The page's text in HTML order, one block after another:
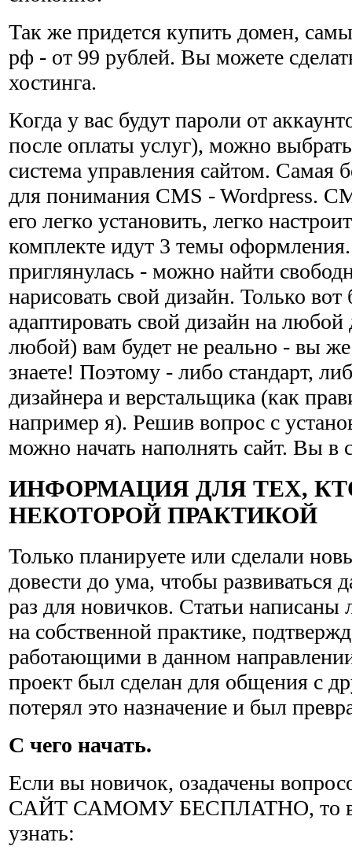
Так же придется купить домен,
рф - от 99 рублей. Вы можете
хостинга.
Когда у вас будут пароли от
после оплаты услуг), можно
система управления сайтом. Самая
для понимания CMS - Wordpress.
его легко установить, легко
комплекте идут 3 темы
приглянулась - можно найти
нарисовать свой дизайн. Только вот
адаптировать свой дизайн на
любой) вам будет не реально - вы
знаете! Поэтому - либо стандарт,
дизайнера и верстальщика (как
например я). Решив вопрос с
можно начать наполнять сайт. Вы в
ИНФОРМАЦИЯ ДЛЯ ТЕХ,
НЕКОТОРОЙ ПРАКТИКОЙ
Только планируете или сделали
довести до ума, чтобы развиваться
раз для новичков. Статьи
на собственной практике,
работающими в данном
проект был сделан для общения с
потерял это назначение и был
С чего начать.
Если вы новичок, озадачены
САЙТ САМОМУ БЕСПЛАТНО, то
узнать: